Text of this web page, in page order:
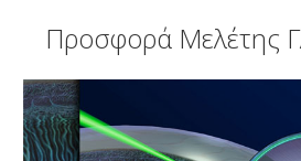
ΤΜΗΜΑ ΚΕΡΑΤΟΕΙΔΟΥΣ &
ΤΜΗΜΑ ΦΛΕΓΜΟΝΩΝ – ΡΑΓΟΕΙΔΙΤΙΔΑΣ
ΤΜΗΜΑ ΟΦΘΑΛΜΟΛΟΓΙΚΟΥ CHECK UP
Προσφορά Μελέτης